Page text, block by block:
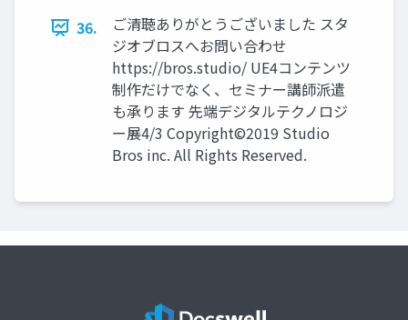
36.
ご清聴ありがとうございました スタ
ジオブロスへお問い合わせ
https://bros.studio/ UE4コンテンツ
制作だけでなく、セミナー講師派遣
も承ります 先端デジタルテクノロジ
ー展4/3 Copyright©2019 Studio
Bros inc. All Rights Reserved.